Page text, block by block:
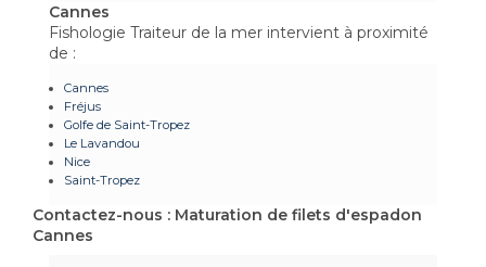
Cannes
Fishologie Traiteur de la mer intervient à proximité
de :
Cannes
Fréjus
Golfe de Saint-Tropez
Le Lavandou
Nice
Saint-Tropez
Contactez-nous : Maturation de filets d'espadon
Cannes